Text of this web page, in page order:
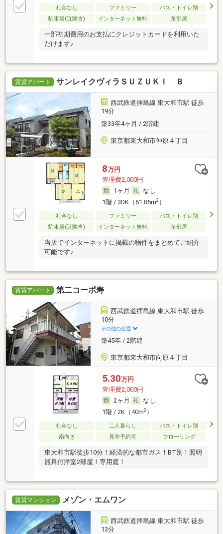
礼金なし ファミリー
バス・トイレ別
駐車場(近隣含)
インターネット無料 角部屋
一部初期費用のお支払にクレジットカードを利用いた
だけます♪
賃貸アパート サンレイクヴィラＳＵＺＵＫＩ Ｂ
西武鉄道拝島線 東大和市駅 徒歩
19分
築33年4ヶ月 / 2階建
東京都東大和市仲原４丁目
8万円
管理費2,000円
1ヶ月
なし
1階 / 3DK（61.85m2）
礼金なし ファミリー
バス・トイレ別
駐車場(近隣含)
インターネット無料 角部屋
当店でインターネットに掲載の物件をまとめてご紹介
可能です♪
賃貸アパート 第二コーポ寿
西武鉄道拝島線 東大和市駅 徒歩
10分
その他の交通
築45年 / 2階建
東京都東大和市向原４丁目
5.30万円
管理費2,000円
2ヶ月
なし
1階 / 2K（40m2）
礼金なし 二人暮らし
バス・トイレ別
南向き
見学予約可 フローリング
東大和市駅徒歩10分！経済的な都市ガス！BT別！照明
器具付洋室2部屋！専用庭！
賃貸マンション メゾン・エムワン
西武鉄道拝島線 東大和市駅 徒歩
13分